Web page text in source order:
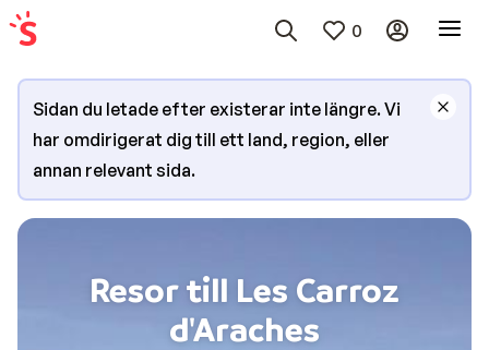
0
Sidan du letade efter existerar inte längre. Vi
har omdirigerat dig till ett land, region, eller
annan relevant sida.
Resor till Les Carroz
d'Araches